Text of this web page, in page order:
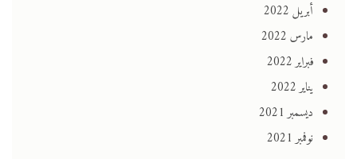
أبريل 2022
مارس 2022
فبراير 2022
يناير 2022
ديسمبر 2021
نوفمبر 2021